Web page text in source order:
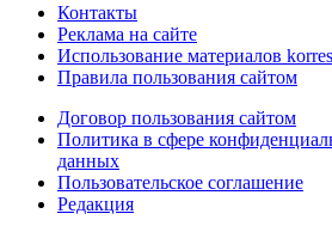
Контакты
Реклама на сайте
Использование материалов
Правила пользования сайтом
Договор пользования сайтом
Политика в сфере
данных
Пользовательское соглашение
Редакция